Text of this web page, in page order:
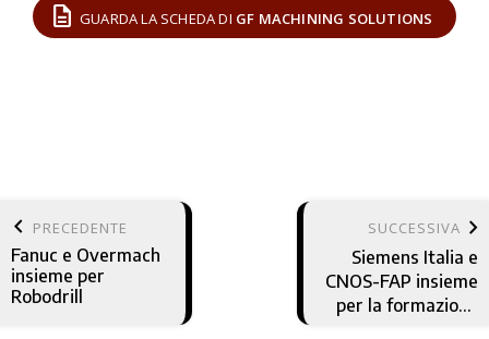
description GUARDA LA SCHEDA DI GF MACHINING SOLUTIONS
keyboard_arrow_left PRECEDENTE
Fanuc e Overmach
insieme per
Robodrill
SUCCESSIVA keyboard_arrow_right
Siemens Italia e
CNOS-FAP insieme
per la formazione